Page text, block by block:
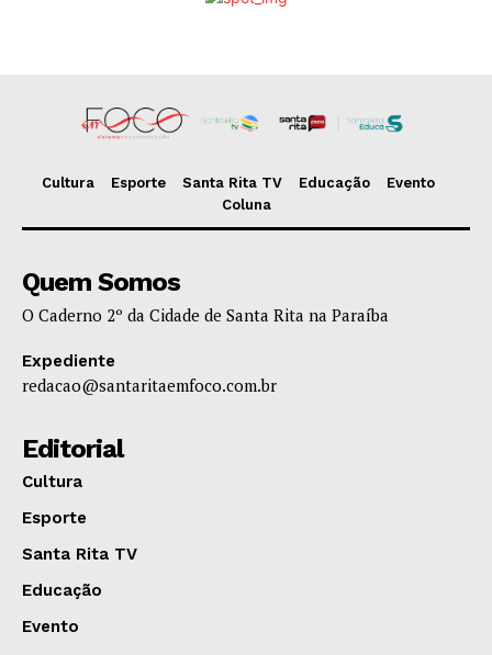
Cultura Esporte Santa Rita TV Educação
Evento
Coluna
Quem Somos
O Caderno 2º da Cidade de Santa Rita na Paraíba
Expediente
redacao@santaritaemfoco.com.br
Editorial
Cultura
Esporte
Santa Rita TV
Educação
Evento